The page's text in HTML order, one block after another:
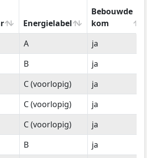
Energielabel
Bebouwde
kom
Energielabel
Bebouwde
kom
A
ja
B
ja
C (voorlopig)
ja
C (voorlopig)
ja
C (voorlopig)
ja
B
ja